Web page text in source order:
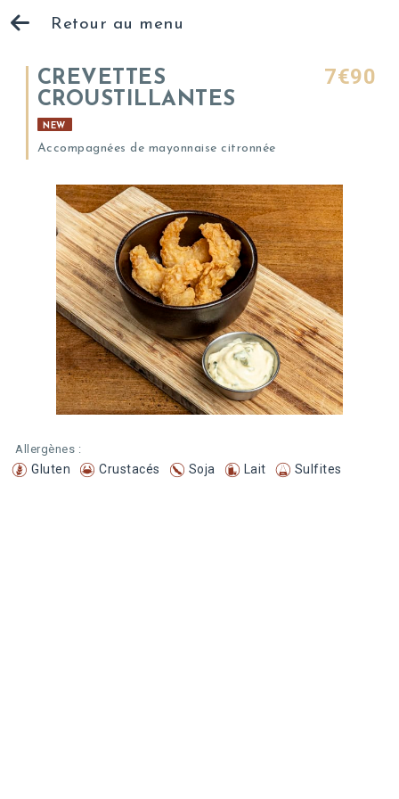
Retour au menu
CREVETTES
CROUSTILLANTES
7€90
NEW
Accompagnées de mayonnaise citronnée
Allergènes :
Gluten Crustacés Soja Lait Sulfites